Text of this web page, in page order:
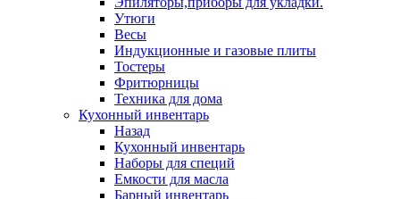
Утюги
Весы
Индукционные и газовые плиты
Тостеры
Фритюрницы
Техника для дома
Кухонный инвентарь
Назад
Кухонный инвентарь
Наборы для специй
Емкости для масла
Барный инвентарь